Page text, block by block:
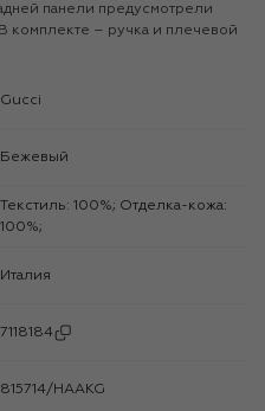
панели предусмотрели
комплекте – ручка и плечевой
Gucci
Бежевый
Текстиль: 100%; Отделка-кожа:
100%;
Италия
7118184
815714/HAAKG